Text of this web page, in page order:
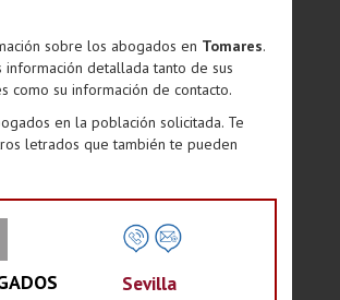
sobre los abogados en Tomares.
información detallada tanto de sus
como su información de contacto.
en la población solicitada. Te
letrados que también te pueden
Sevilla